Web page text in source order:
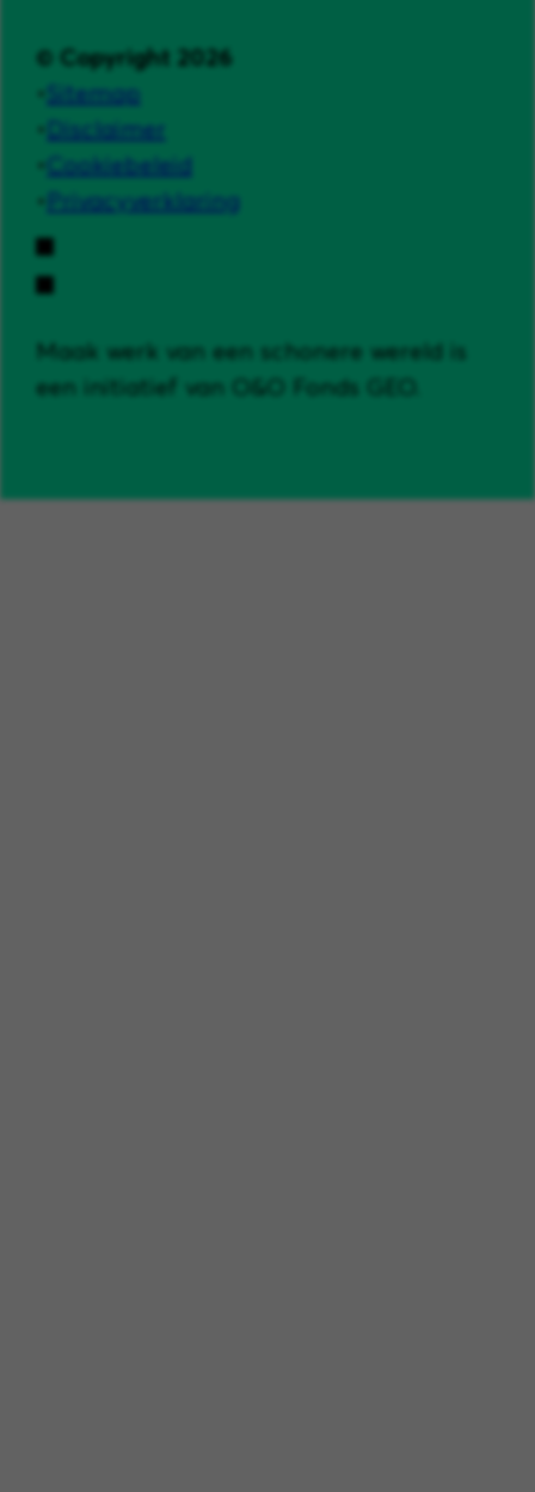
© Copyright 2026
Sitemap
Disclaimer
Cookiebeleid
Privacyverklaring
Maak werk van een schonere wereld is
een initiatief van O&O Fonds GEO.